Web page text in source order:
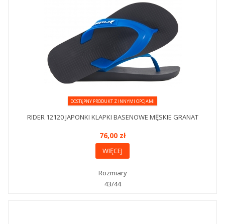
DOSTĘPNY PRODUKT Z INNYMI OPCJAMI
RIDER 12120 JAPONKI KLAPKI BASENOWE MĘSKIE GRANAT
76,00 zł
WIĘCEJ
Rozmiary
43/44